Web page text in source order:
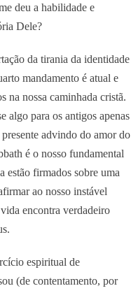
deu a habilidade e
Dele?
da tirania da identidade
mandamento é atual e
na nossa caminhada cristã.
algo para os antigos apenas
advindo do amor do
é o nosso fundamental
estão firmados sobre uma
ao nosso instável
encontra verdadeiro
espiritual de
(de contentamento, por